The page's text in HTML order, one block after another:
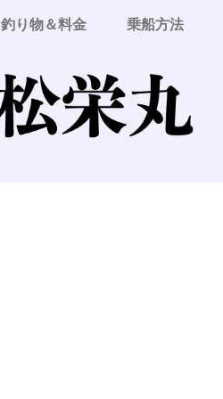
釣り物＆料金 乗船方法